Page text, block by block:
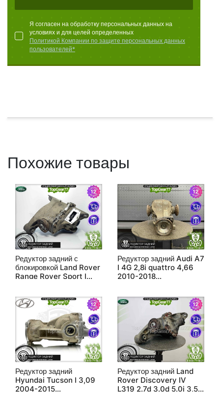
Я согласен на обработку персональных данных на
условиях и для целей определенных
Политикой Компании по защите персональных данных
пользователей*
Похожие товары
Редуктор задний с
блокировкой Land Rover
Range Rover Sport I
2013 3,54
Редуктор задний Audi A7
I 4G 2,8i quattro 4,66
2010-2018
Редуктор задний
Hyundai Tucson I 3,09
2004-2015
Редуктор задний Land
Rover Discovery IV
L319 2.7d 3.0d 5.0i 3,54